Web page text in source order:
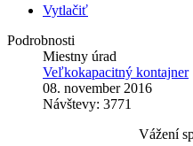
Vytlačiť
Podrobnosti
Miestny úrad
Veľkokapacitný kontajner
08. november 2016
Návštevy: 3771
Vážení